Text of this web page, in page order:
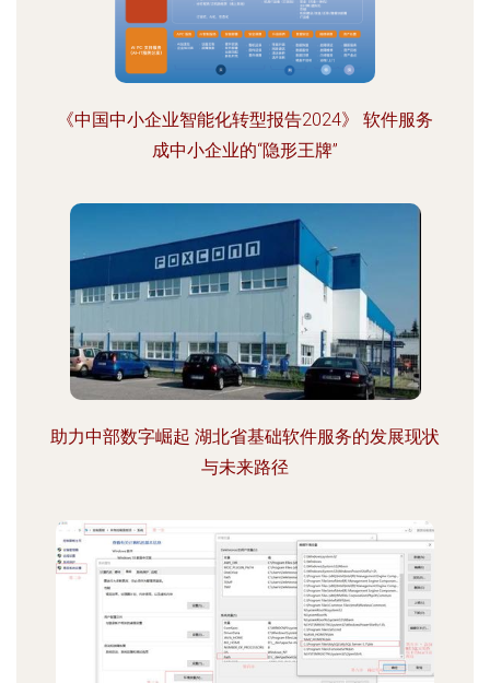
《中国中小企业智能化转型报告2024》 软件服务
成中小企业的“隐形王牌”
助力中部数字崛起 湖北省基础软件服务的发展现状
与未来路径